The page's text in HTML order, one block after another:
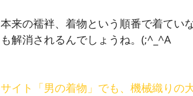
本来の襦袢、着物という順番で着てい
も解消されるんでしょうね。(;^_^A
サイト「男の着物」でも、機械織りの